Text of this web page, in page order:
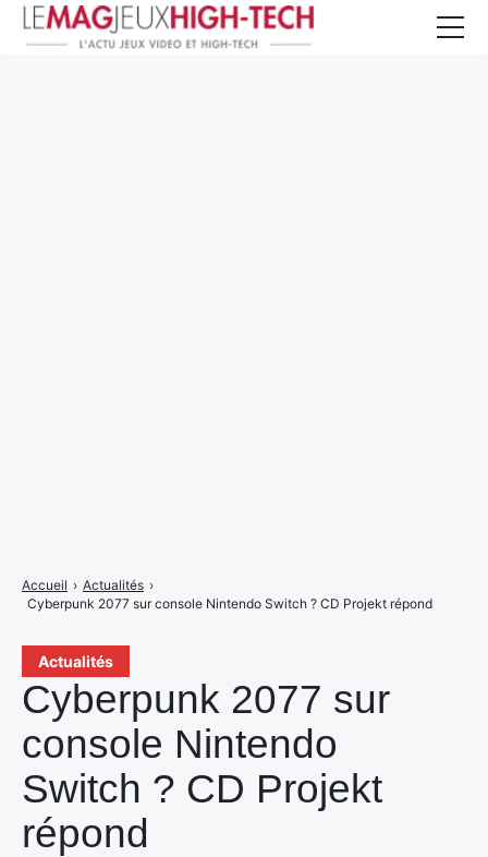
Actualités
Cyberpunk 2077 sur
console Nintendo
Switch ? CD Projekt
répond
Accueil › Actualités ›
Cyberpunk 2077 sur console Nintendo Switch ? CD Projekt répond